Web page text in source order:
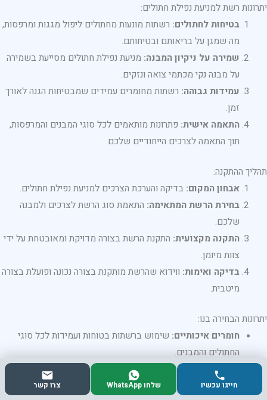
יתרונות רשת למניעת נפילת חתולים:
בטיחות לחתולים: רשתות מונעות מחתולים ליפול מגגות ומרפסות,
מה שמגן על בריאותם ובטיחותם.
שמירה על ניקיון המבנה: מניעת נפילת חתולים מסייעת בשמירה
על מבנה נקי מכתמי צואה ונזקים.
עמידות גבוהה: רשתות מחומרים עמידים שמבטיחות הגנה לאורך
זמן.
התאמה אישית: פתרונות מותאמים לכל סוגי המבנים והמרפסות,
תוך התאמה לצרכים הייחודיים שלכם.
תהליך ההתקנה:
אבחון המקום: בדיקה והערכת הצרכים למניעת נפילת חתולים.
בחירת הרשת המתאימה: התאמת סוג הרשת לצרכים ולמבנה
שלכם.
התקנה מקצועית: התקנת הרשת בצורה מדויקת ומאובטחת על ידי
צוות מיומן.
בדיקה ואימות: ווידוא שהרשת מותקנת בצורה נכונה ופועלת בצורה
מיטבית.
יתרונות הבחירה בנו:
חומרים איכותיים: שימוש ברשתות בטוחות ועמידות לכל סוגי
החתולים והמבנים.
צוות מקצועי:
צוות מנוסה שמבצע את ההתקנה בצורה מקצועית
ומהירה.
חייגו עכשיו שלחו WhatsApp צרו קשר